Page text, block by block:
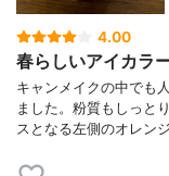
4.00
春らしいアイカラ
キャンメイクの中でも
ました。粉質もしっと
スとなる左側のオレン